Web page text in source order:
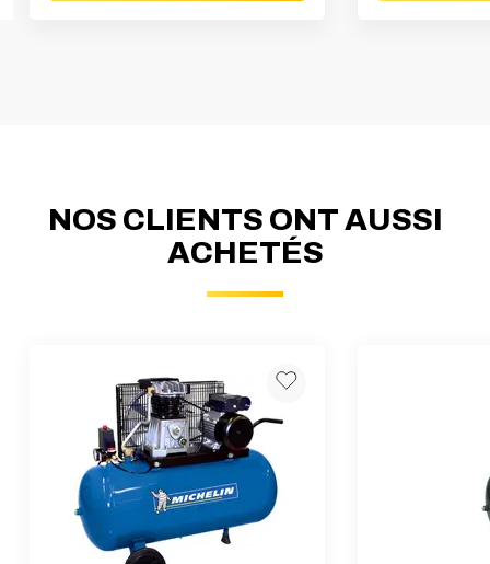
NOS CLIENTS ONT AUSSI
ACHETÉS